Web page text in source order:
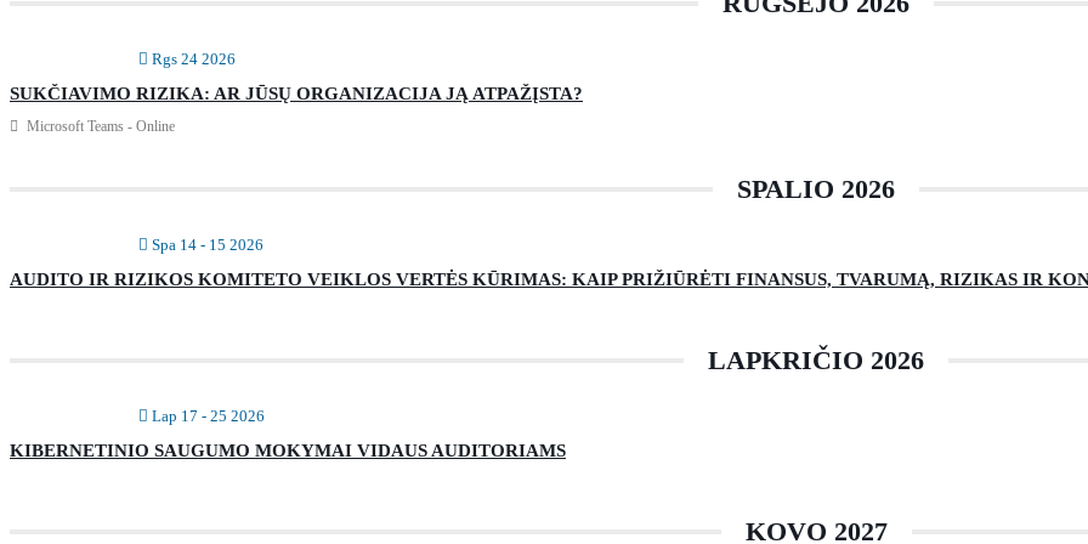
Rgs 24 2026
SUKČIAVIMO RIZIKA: AR JŪSŲ ORGANIZACIJA JĄ ATPAŽĮSTA?
Microsoft Teams - Online
SPALIO 2026
Spa 14 - 15 2026
AUDITO IR RIZIKOS KOMITETO VEIKLOS VERTĖS KŪRIMAS: KAIP PRIŽIŪRĖTI FINANSUS, TVARUMĄ, RIZIKAS IR
LAPKRIČIO 2026
Lap 17 - 25 2026
KIBERNETINIO SAUGUMO MOKYMAI VIDAUS AUDITORIAMS
KOVO 2027